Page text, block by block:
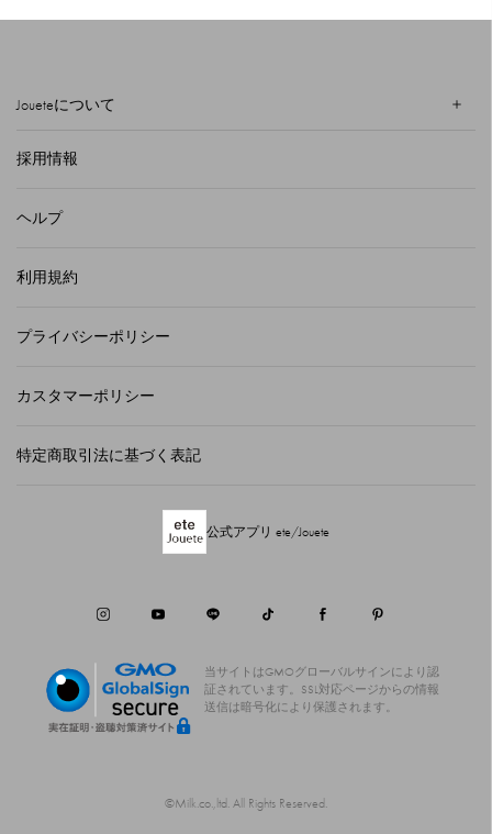
Joueteについて
採用情報
ヘルプ
利用規約
プライバシーポリシー
カスタマーポリシー
特定商取引法に基づく表記
公式アプリ ete/Jouete
当サイトはGMOグローバルサインにより認
証されています。
SSL対応ページからの情報
送信は暗号化により保護されます。
©Milk.co.,ltd. All Rights Reserved.